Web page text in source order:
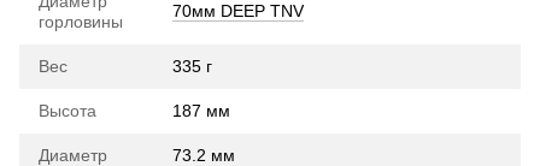
горловины
70мм DEEP TNV
Вес 335 г
Высота 187 мм
Диаметр 73.2 мм